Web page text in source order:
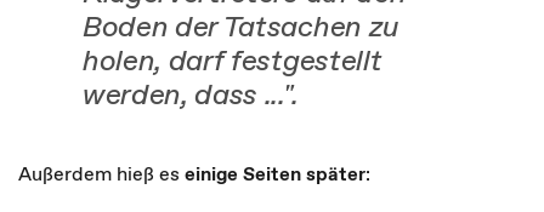
Boden der Tatsachen zu
holen, darf festgestellt
werden, dass ...".
Außerdem hieß es einige Seiten später: